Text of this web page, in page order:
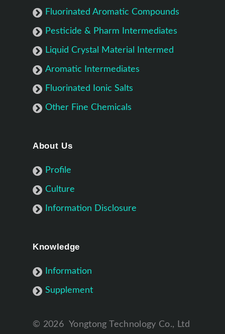
Fluorinated Aromatic Compounds
Pesticide & Pharm Intermediates
Liquid Crystal Material Intermed
Aromatic Intermediates
Fluorinated Ionic Salts
Other Fine Chemicals
About Us
Profile
Culture
Information Disclosure
Knowledge
Information
Supplement
© 2026 Yongtong Technology Co., Ltd